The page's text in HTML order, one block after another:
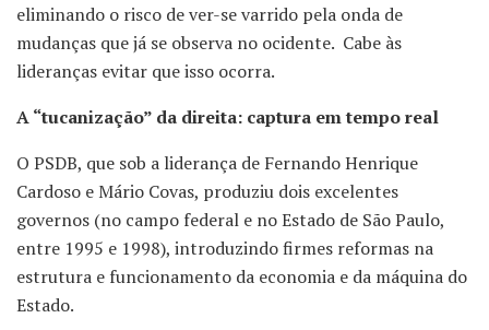
eliminando o risco de ver-se varrido pela onda de
mudanças que já se observa no ocidente. Cabe às
lideranças evitar que isso ocorra.
A “tucanização” da direita: captura em tempo real
O PSDB, que sob a liderança de Fernando Henrique
Cardoso e Mário Covas, produziu dois excelentes
governos (no campo federal e no Estado de São Paulo,
entre 1995 e 1998), introduzindo firmes reformas na
estrutura e funcionamento da economia e da máquina do
Estado.